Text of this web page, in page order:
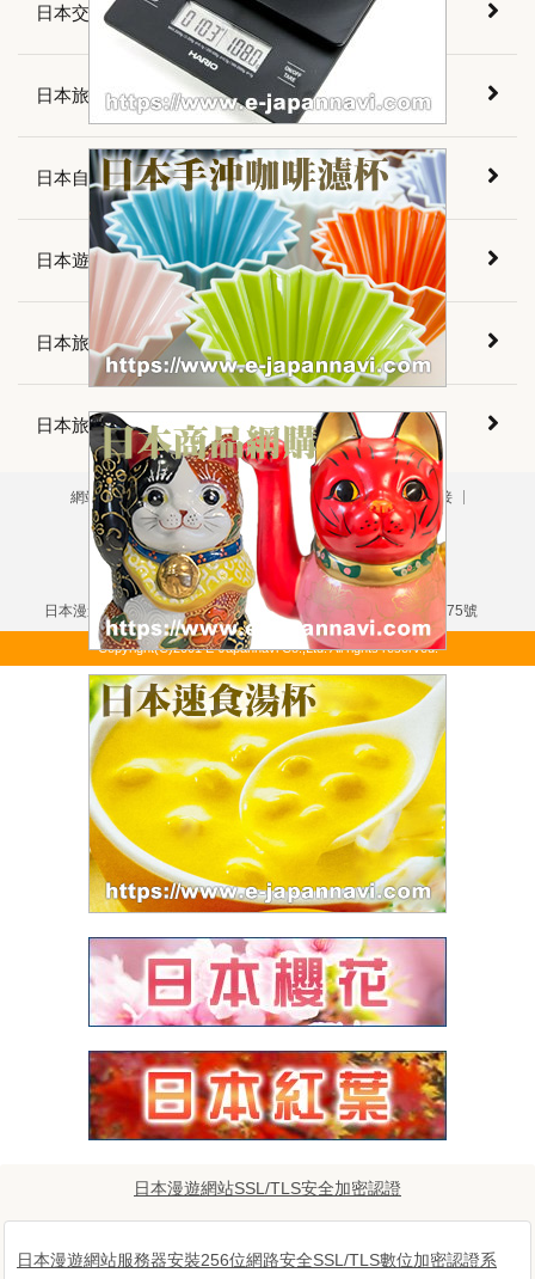
日本漫遊網站SSL/TLS安全加密認證
日本漫遊網站服務器安裝256位網路安全SSL/TLS數位加密認證系
日本交通資訊
日本旅遊資訊
日本自由旅行
日本遊樂指南
日本旅遊須知
日本旅遊會話
網站導航 版權聲明 免責聲明 隱私政策
關於鏈接
用戶垂詢
廣告刊登
掲載について（日本語）
本網站刊載之所有文字・圖片資訊均受版權法保護
嚴禁擅自複製・轉載
日本漫遊網站・日本漫遊旅行社・東京都知事登錄旅行業第3-6175號
Copyright(C)2001 E-Japannavi Co.,Ltd. All rights reserved.